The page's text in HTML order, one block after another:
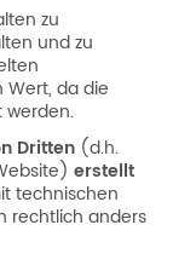
zu
und zu
da die
Dritten (d.h.
erstellt
technischen
rechtlich anders